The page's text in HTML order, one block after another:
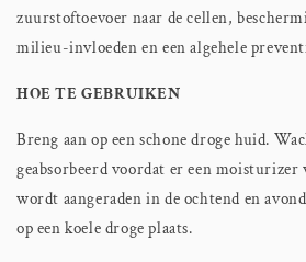
zuurstoftoevoer naar de cellen,
milieu-invloeden en een algehele
HOE TE GEBRUIKEN
Breng aan op een schone droge huid.
geabsorbeerd voordat er een
wordt aangeraden in de ochtend en
op een koele droge plaats.